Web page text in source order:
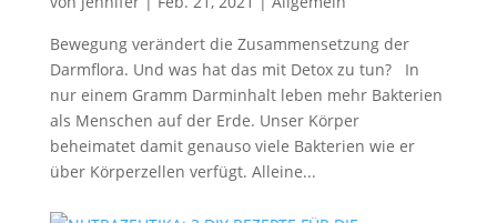
Bewegung verändert die Zusammensetzung der
Darmflora. Und was hat das mit Detox zu tun? In
nur einem Gramm Darminhalt leben mehr Bakterien
als Menschen auf der Erde. Unser Körper
beheimatet damit genauso viele Bakterien wie er
über Körperzellen verfügt. Alleine...